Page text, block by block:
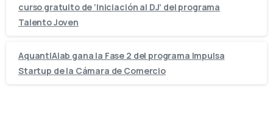
curso gratuito de ‘Iniciación al DJ’ del programa
Talento Joven
AquantIAlab gana la Fase 2 del programa Impulsa
Startup de la Cámara de Comercio